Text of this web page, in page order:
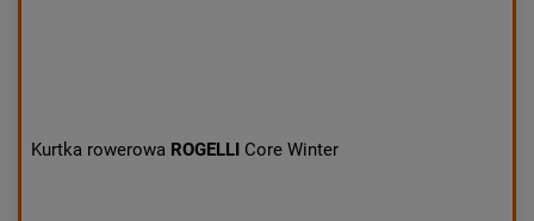
Kurtka rowerowa ROGELLI Core Winter